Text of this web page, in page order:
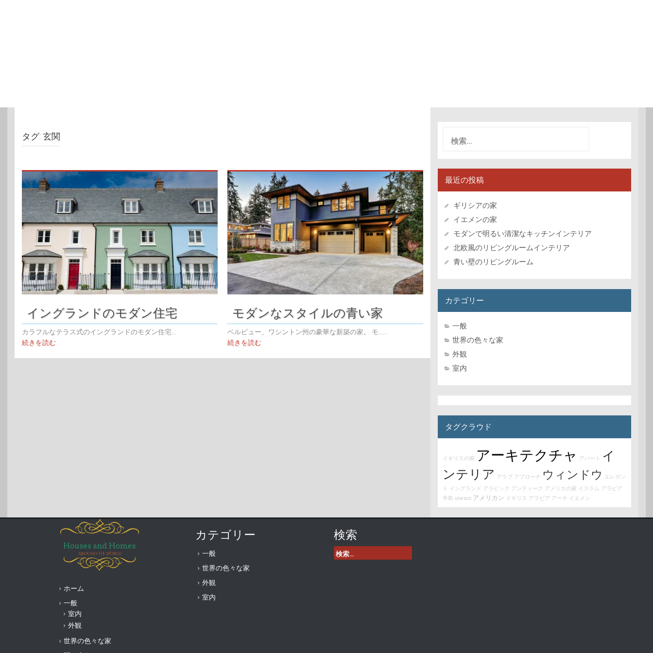
タグ: 玄関
イングランドのモダン住宅
カラフルなテラス式のイングランドのモダン住宅...
続きを読む
モダンなスタイルの青い家
ベルビュー、ワシントン州の豪華な新築の家。 モ......
続きを読む
最近の投稿
ギリシアの家
イエメンの家
モダンで明るい清潔なキッチンインテリア
北欧風のリビングルームインテリア
青い壁のリビングルーム
カテゴリー
一般
世界の色々な家
外観
室内
タグクラウド
イギリスの家 アーキテクチャ アパート
イ
ンテリア
アラブ アプローチ ウィンドウ
エレガン
ト
イングランド アラビック アンティーク アメリカの家 イスラム アラビア
半島 unesco アメリカン イギリス アラビア アーチ イエメン
ホーム
一般
室内
外観
世界の色々な家
カテゴリー
一般
世界の色々な家
外観
室内
検索
検
索: